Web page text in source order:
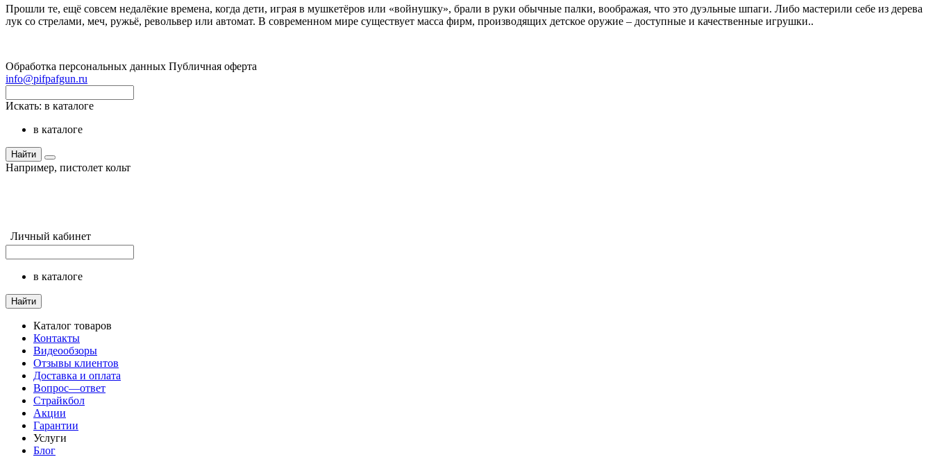
Прошли те, ещё совсем недалёкие времена, когда дети, играя в мушкетёров или «войнушку», брали в руки обычные палки, воображая, что это дуэльные шпаги. Либо мастерили себе из дерева
лук со стрелами, меч, ружьё, револьвер или автомат. В современном мире существует масса фирм, производящих детское оружие – доступные и качественные игрушки..
Обработка персональных данных Публичная оферта
info@pifpafgun.ru
Искать: в каталоге
в каталоге
Найти
Например, пистолет кольт
Личный кабинет
в каталоге
Найти
Каталог товаров
Контакты
Видеообзоры
Отзывы клиентов
Доставка и оплата
Вопрос—ответ
Страйкбол
Акции
Гарантии
Услуги
Блог